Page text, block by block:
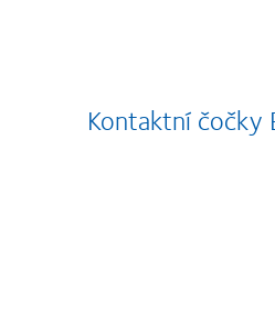
Kontaktní čočky